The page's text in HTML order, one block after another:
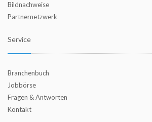
Bildnachweise
Partnernetzwerk
Service
Branchenbuch
Jobbörse
Fragen & Antworten
Kontakt